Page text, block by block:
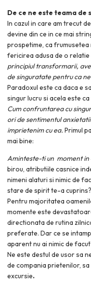
De ce ne este teama de
In cazul in care am trecut
devine din ce in ce mai
prospetime, ca frumusetea
fericirea adusa de o relatie
principiul transformarii,
de singuratate pentru ca
Paradoxul este ca daca e
singur lucru si acela este
Cum confruntarea cu
ori de sentimentul
imprietenim cu ea. Primul
mai bine:
Aminteste-ti un moment in
birou, atributiile casnice
nimeni alaturi si nimic de
stare de spirit te-a cuprins?
Pentru majoritatea
momente este
directionata de rutina
preferate. Dar ce se
aparent nu ai nimic de
Ne este destul de usor sa
de compania prietenilor,
excursie.